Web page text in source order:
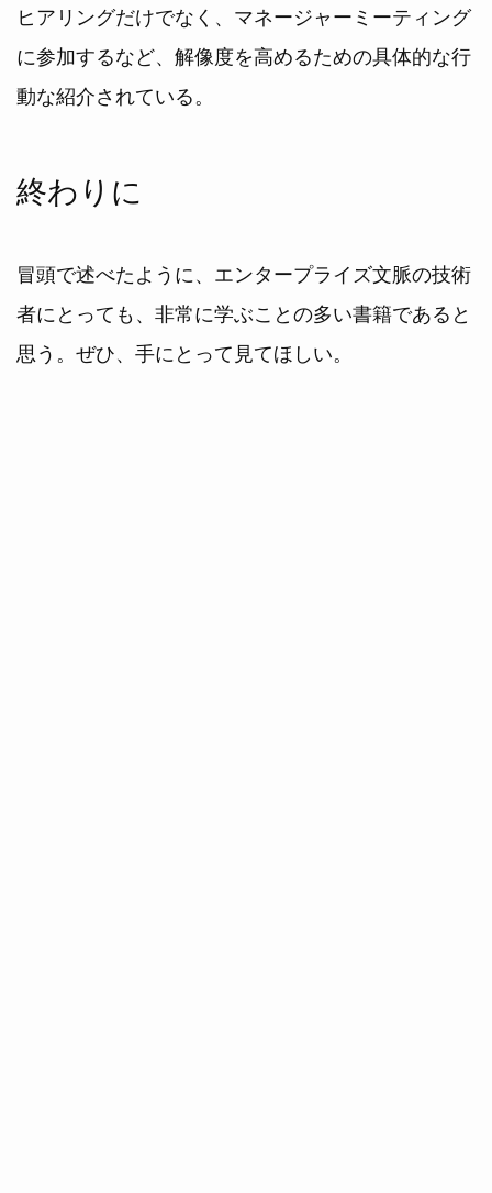
ヒアリングだけでなく、マネージャーミーティング
に参加するなど、解像度を高めるための具体的な行
動な紹介されている。
終わりに
冒頭で述べたように、エンタープライズ文脈の技術
者にとっても、非常に学ぶことの多い書籍であると
思う。ぜひ、手にとって見てほしい。